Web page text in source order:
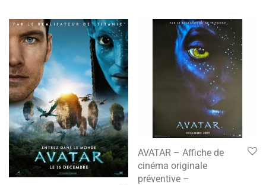
AVATAR – Affiche de
cinéma originale
préventive –